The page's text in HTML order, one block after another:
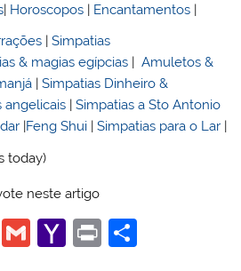
| Horoscopos | Encantamentos |
|Simpatias
& magias egípcias |Amuletos &
|Simpatias Dinheiro &
angelicais |Simpatias a Sto Antonio
|Feng Shui |Simpatias para o Lar |
today)
neste artigo
T
G
Y
Pr